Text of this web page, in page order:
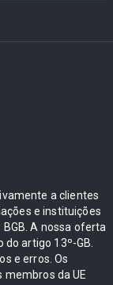
a clientes
e instituições
A nossa oferta
artigo 13º-GB.
e erros. Os
da UE